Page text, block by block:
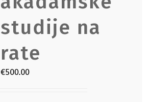
studije na
rate
€500.00